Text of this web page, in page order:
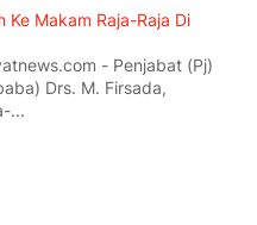
Makam Raja-Raja Di
- Penjabat (Pj)
Drs. M. Firsada,
...